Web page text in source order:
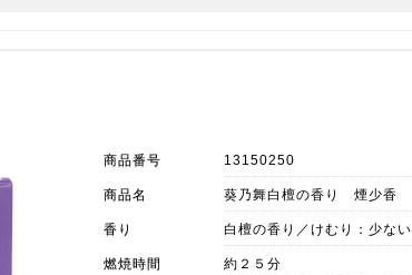
商品番号 13150250
商品名 葵乃舞白檀の香り 煙少香
香り 白檀の香り／けむり：少ない
燃焼時間 約２５分